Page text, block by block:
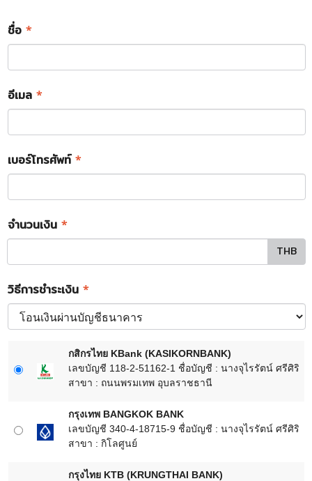
ชื่อ *
อีเมล *
เบอร์โทรศัพท์ *
จำนวนเงิน *
THB
วิธีการชำระเงิน *
กสิกรไทย KBank (KASIKORNBANK)
เลขบัญชี 118-2-51162-1 ชื่อบัญชี : นางจุไรรัตน์ ศรีศิริ
สาขา : ถนนพรมเทพ อุบลราชธานี
กรุงเทพ BANGKOK BANK
เลขบัญชี 340-4-18715-9 ชื่อบัญชี : นางจุไรรัตน์ ศรีศิริ
สาขา : กิโลศูนย์
กรุงไทย KTB (KRUNGTHAI BANK)